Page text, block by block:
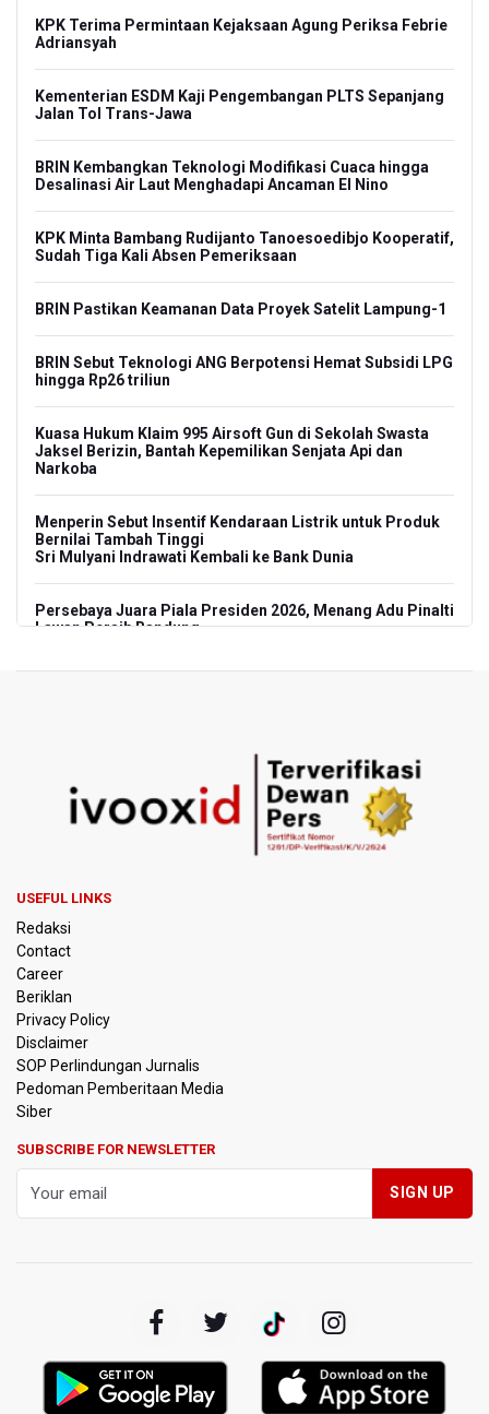
KPK Terima Permintaan Kejaksaan Agung Periksa Febrie
Adriansyah
Kementerian ESDM Kaji Pengembangan PLTS Sepanjang
Jalan Tol Trans-Jawa
BRIN Kembangkan Teknologi Modifikasi Cuaca hingga
Desalinasi Air Laut Menghadapi Ancaman El Nino
KPK Minta Bambang Rudijanto Tanoesoedibjo Kooperatif,
Sudah Tiga Kali Absen Pemeriksaan
BRIN Pastikan Keamanan Data Proyek Satelit Lampung-1
BRIN Sebut Teknologi ANG Berpotensi Hemat Subsidi LPG
hingga Rp26 triliun
Kuasa Hukum Klaim 995 Airsoft Gun di Sekolah Swasta
Jaksel Berizin, Bantah Kepemilikan Senjata Api dan
Narkoba
Menperin Sebut Insentif Kendaraan Listrik untuk Produk
Bernilai Tambah Tinggi
Sri Mulyani Indrawati Kembali ke Bank Dunia
Persebaya Juara Piala Presiden 2026, Menang Adu Pinalti
Lawan Persib Bandung
KKI Sebut Ada 10 Nakes Diduga Beri Komentar Nirempati
pada Unggahan Pasien BPJS Kesehatan
Libya
Polisi Selidiki Temuan Senjata Api di Yayasan Sekolah
995 Senjata Api Ditemukan di Sekolah Swasta di Pondok
Pinang, Jakarta Selatan
Pemerintah Gelar Operasi Modifikasi Cuaca Percepat
Pemadaman Karhutla Gunung Bromo
Kemenkeu Ambil Alih 60 Persen Saham KCIC
KPK Sebut Pejabat Kemenhut Diduga Menerima 12.500
Dolar Singapura dari Bupati Kuantan Singingi Nonaktif
Amnesty International Desak Hentikan Sementara dan
USEFUL LINKS
Redaksi
Contact
Career
Beriklan
Privacy Policy
Disclaimer
SOP Perlindungan Jurnalis
Pedoman Pemberitaan Media
Siber
SUBSCRIBE FOR NEWSLETTER